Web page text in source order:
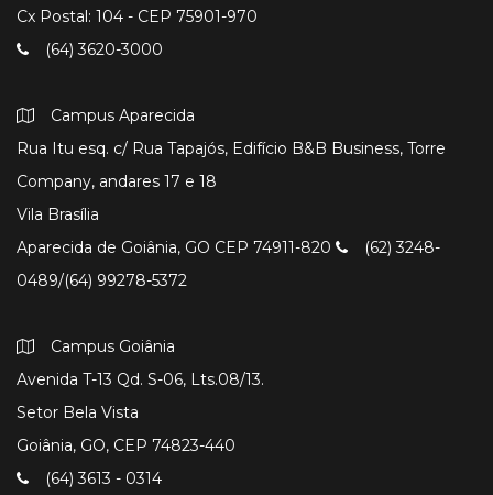
Cx Postal: 104 - CEP 75901-970
(64) 3620-3000
Campus Aparecida
Rua Itu esq. c/ Rua Tapajós, Edifício B&B Business, Torre
Company, andares 17 e 18
Vila Brasília
Aparecida de Goiânia, GO CEP 74911-820
(62) 3248-
0489/(64) 99278-5372
Campus Goiânia
Avenida T-13 Qd. S-06, Lts.08/13.
Setor Bela Vista
Goiânia, GO, CEP 74823-440
(64) 3613 - 0314